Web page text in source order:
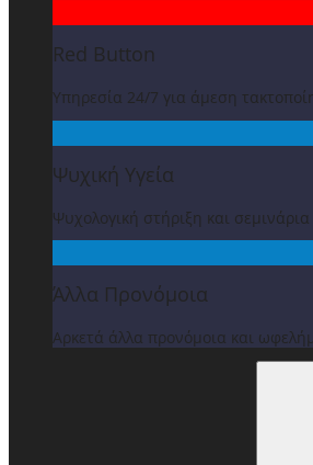
Red Button
Υπηρεσία 24/7 για άμεση
Ψυχική Υγεία
Ψυχολογική στήριξη και
Άλλα Προνόμοια
Αρκετά άλλα προνόμοια και